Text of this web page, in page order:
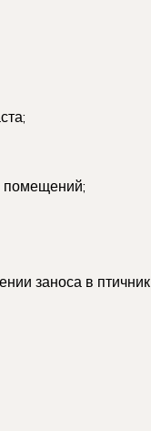
помещений;
заноса в птичник